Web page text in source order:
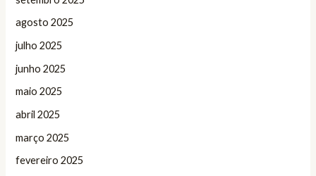
agosto 2025
julho 2025
junho 2025
maio 2025
abril 2025
março 2025
fevereiro 2025